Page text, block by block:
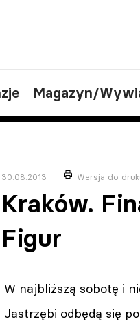
Magazyn/
30.08.2013 Wersja do
Kraków.
Figur
W najbliższą sobotę i
Jastrzębi odbędą się